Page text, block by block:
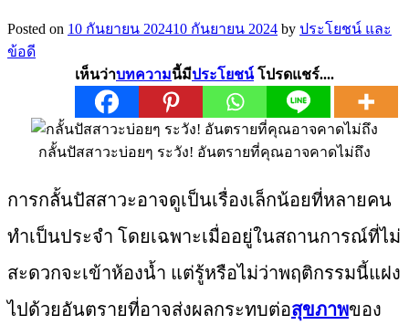
Posted on 10 กันยายน 202410 กันยายน 2024 by ประโยชน์ และ
ข้อดี
เห็นว่าบทความนี้มีประโยชน์โปรดแชร์....
กลั้นปัสสาวะบ่อยๆ ระวัง! อันตรายที่คุณอาจคาดไม่ถึง
การกลั้นปัสสาวะอาจดูเป็นเรื่องเล็กน้อยที่หลายคน
ทำเป็นประจำ โดยเฉพาะเมื่ออยู่ในสถานการณ์ที่ไม่
สะดวกจะเข้าห้องน้ำ แต่รู้หรือไม่ว่าพฤติกรรมนี้แฝง
ไปด้วยอันตรายที่อาจส่งผลกระทบต่อสุขภาพของ